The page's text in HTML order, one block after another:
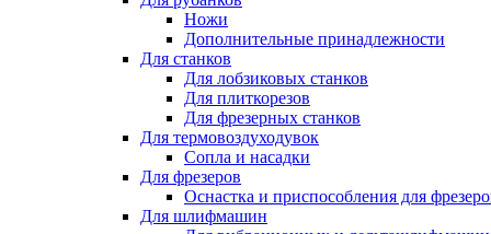
Ножи
Дополнительные принадлежности
Для станков
Для лобзиковых станков
Для плиткорезов
Для фрезерных станков
Для термовоздуходувок
Сопла и насадки
Для фрезеров
Оснастка и приспособления для
Для шлифмашин